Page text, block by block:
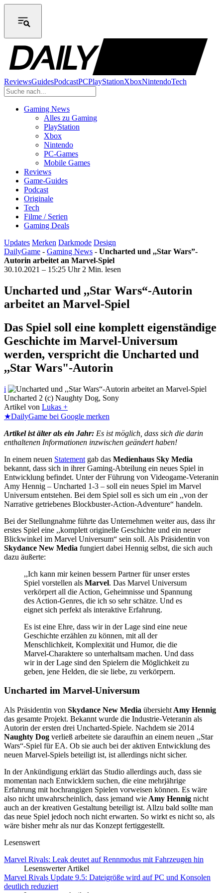
ReviewsGuidesPodcastPCPlayStationXboxNintendoTech
Gaming News
Alles zu Gaming
PlayStation
Xbox
Nintendo
PC-Games
Mobile Games
Reviews
Game-Guides
Podcast
Originale
Tech
Filme / Serien
Gaming Deals
Updates Merken Darkmode Design
DailyGame - Gaming News - Uncharted und ,,Star Wars”-
Autorin arbeitet an Marvel-Spiel
30.10.2021 – 15:25 Uhr 2 Min. lesen
Uncharted und ,,Star Wars“-Autorin
arbeitet an Marvel-Spiel
Das Spiel soll eine komplett eigenständige
Geschichte im Marvel-Universum
werden, verspricht die Uncharted und
,,Star Wars"-Autorin
i
Uncharted 2 (c) Naughty Dog, Sony
Artikel von Lukas +
★DailyGame bei Google merken
Artikel ist älter als ein Jahr: Es ist möglich, dass sich die darin
enthaltenen Informationen inzwischen geändert haben!
In einem neuen Statement gab das Medienhaus Sky Media
bekannt, dass sich in ihrer Gaming-Abteilung ein neues Spiel in
Entwicklung befindet. Unter der Führung von Videogame-Veteranin
Amy Hennig – Uncharted 1-3 – soll ein neues Spiel im Marvel
Universum entstehen. Bei dem Spiel soll es sich um ein ,,von der
Narrative getriebenes Blockbuster-Action-Adventure“ handeln.
Bei der Stellungnahme führte das Unternehmen weiter aus, dass ihr
erstes Spiel eine ,,komplett originelle Geschichte und ein neuer
Blickwinkel im Marvel Universum“ sein soll. Als Präsidentin von
Skydance New Media fungiert dabei Hennig selbst, die sich auch
dazu äußerte:
,,Ich kann mir keinen bessern Partner für unser erstes
Spiel vorstellen als Marvel. Das Marvel Universum
verkörpert all die Action, Geheimnisse und Spannung
des Action-Genres, die ich so sehr schätze. Und es
eignet sich perfekt als interaktive Erfahrung.
Es ist eine Ehre, dass wir in der Lage sind eine neue
Geschichte erzählen zu können, mit all der
Menschlichkeit, Komplexität und Humor, die die
Marvel-Charaktere so unterhaltsam machen. Und dass
wir in der Lage sind den Spielern die Möglichkeit zu
geben, jene Helden, die sie liebe, zu verkörpern.
Uncharted im Marvel-Universum
Als Präsidentin von Skydance New Media übersieht Amy Hennig
das gesamte Projekt. Bekannt wurde die Industrie-Veteranin als
Autorin der ersten drei Uncharted-Spiele. Nachdem sie 2014
Naughty Dog verließ arbeitete sie daraufhin an einem neuen ,,Star
Wars“-Spiel für EA. Ob sie auch bei der aktiven Entwicklung des
neuen Marvel-Spiels beteiligt ist, ist allerdings nicht sicher.
In der Ankündigung erklärt das Studio allerdings auch, dass sie
momentan nach Entwicklern suchen, die eine mehrjährige
Erfahrung mit hochrangigen Spielen vorweisen können. Es wäre
also nicht unwahrscheinlich, dass jemand wie Amy Hennig nicht
auch an der kreativen Gestaltung beteiligt ist. Allzu bald sollte man
das neue Spiel jedoch noch nicht erwarten. So wirkt es nicht so, als
wäre bisher mehr als nur das Konzept fertiggestellt.
Lesenswert
Marvel Rivals: Leak deutet auf Rennmodus mit Fahrzeugen hin
Lesenswerter Artikel
Marvel Rivals Update 9.5: Dateigröße wird auf PC und Konsolen
deutlich reduziert